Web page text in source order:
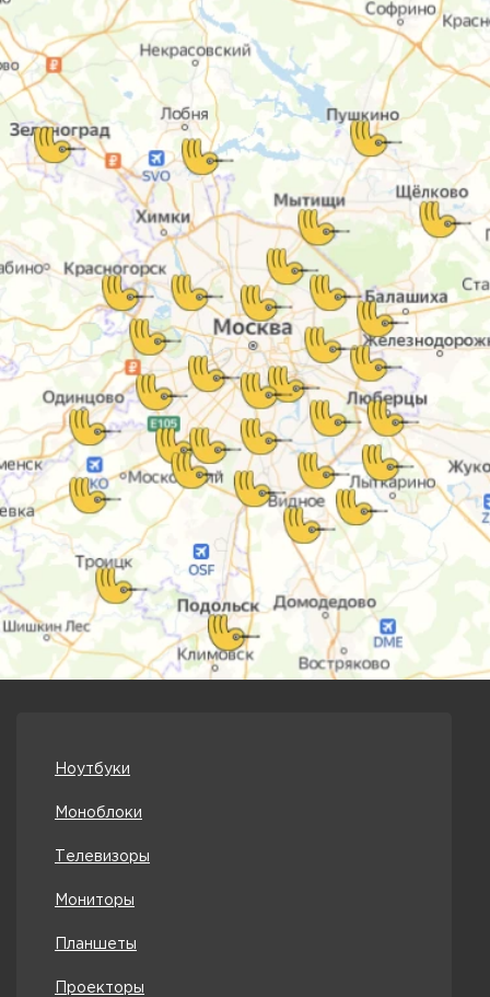
Ноутбуки
Моноблоки
Телевизоры
Мониторы
Планшеты
Проекторы